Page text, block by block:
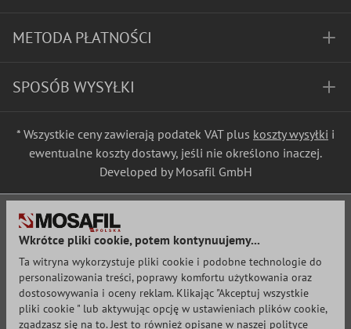
METODA PŁATNOŚCI
SPOSÓB WYSYŁKI
* Wszystkie ceny zawierają podatek VAT plus koszty wysyłki i
ewentualne koszty dostawy, jeśli nie określono inaczej.
Developed by Mosafil GmbH
Wkrótce pliki cookie, potem kontynuujemy...
Ta witryna wykorzystuje pliki cookie i podobne technologie do
personalizowania treści, poprawy komfortu użytkowania oraz
dostosowywania i oceny reklam. Klikając "Akceptuj wszystkie
pliki cookie " lub aktywując opcję w ustawieniach plików cookie,
zgadzasz się na to. Jest to również opisane w naszej polityce